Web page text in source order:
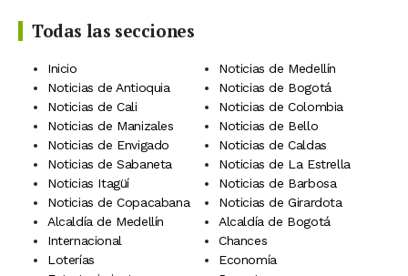
Todas las secciones
Inicio
Noticias de Medellín
Noticias de Antioquia
Noticias de Bogotá
Noticias de Cali
Noticias de Colombia
Noticias de Manizales
Noticias de Bello
Noticias de Envigado
Noticias de Caldas
Noticias de Sabaneta
Noticias de La Estrella
Noticias Itagüí
Noticias de Barbosa
Noticias de Copacabana
Noticias de Girardota
Alcaldía de Medellín
Alcaldía de Bogotá
Internacional
Chances
Loterías
Economía